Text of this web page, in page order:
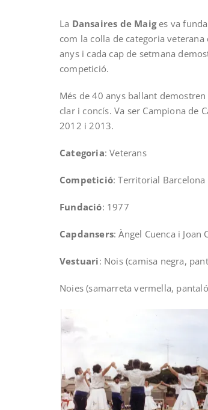
La Dansaires de Maiges va
com la colla de categoria veterana
anys i cada cap de setmana
competició.
Més de 40 anys ballant
clar i concís. Va ser Campiona de
2012 i 2013.
Categoria: Veterans
Competició: Territorial
Fundació: 1977
Capdansers: Àngel Cuenca i Joan
Vestuari: Nois (camisa negra,
Noies (samarreta vermella,